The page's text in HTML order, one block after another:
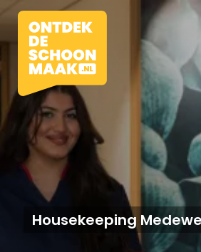
Housekeeping
Vacatures
Beroepen
Werkomgevingen